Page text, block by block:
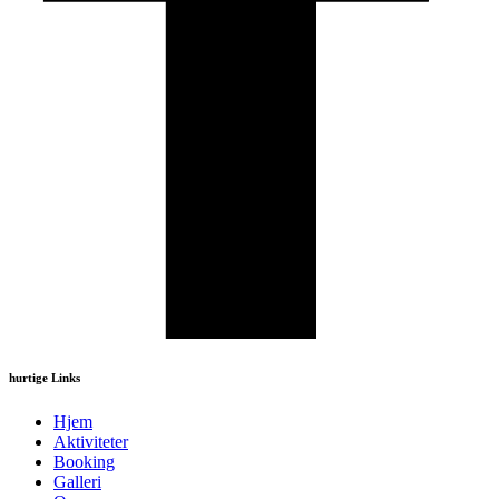
hurtige Links
Hjem
Aktiviteter
Booking
Galleri